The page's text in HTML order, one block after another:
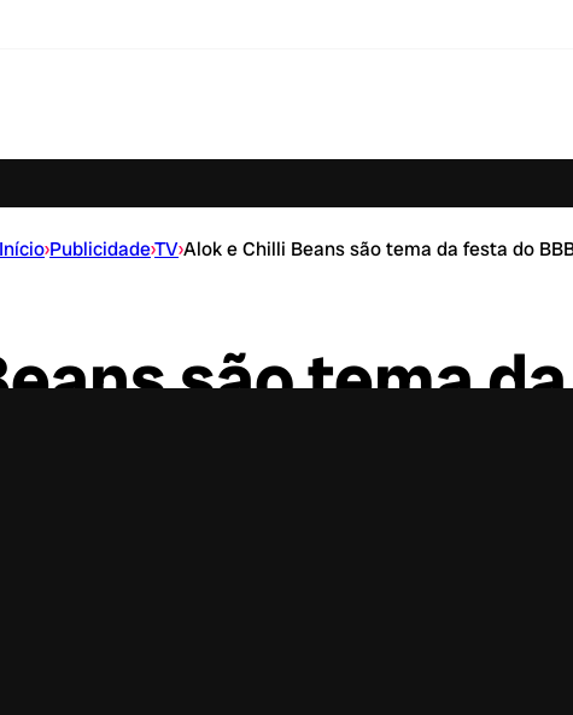
Início›Publicidade›TV›Alok e Chilli Beans são tema da festa do
são tema